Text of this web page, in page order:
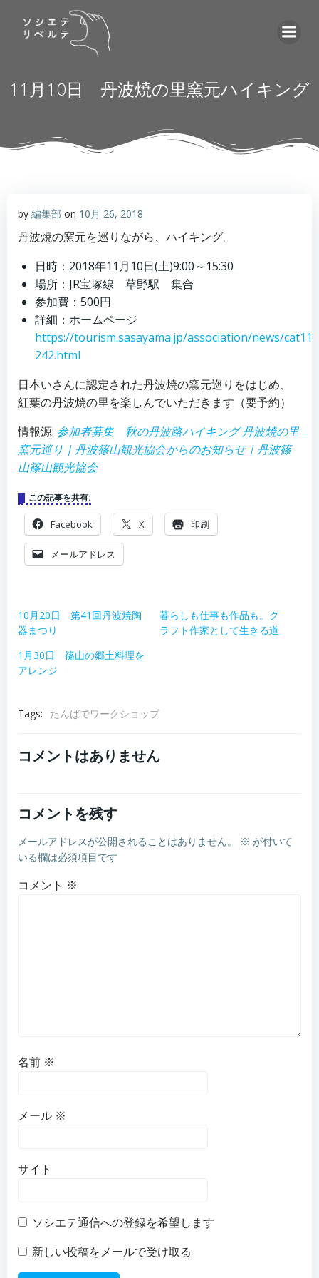
へ
キ
ッ
11月10日 丹波焼の里窯元ハイキング
by 編集部 on 10月 26, 2018
丹波焼の窯元を巡りながら、ハイキング。
日時：2018年11月10日(土)9:00～15:30
場所：JR宝塚線 草野駅 集合
参加費：500円
詳細：ホームページ
https://tourism.sasayama.jp/association/news/
242.html
日本いさんに認定された丹波焼の窯元巡りをはじめ、
紅葉の丹波焼の里を楽しんでいただきます（要予約）
情報源: 参加者募集 秋の丹波路ハイキング 丹波焼の里
窯元巡り｜丹波篠山観光協会からのお知らせ｜丹波篠
山篠山観光協会
この記事を共有:
Facebook X 印刷
メールアドレス
10月20日 第41回丹波焼陶
器まつり
暮らしも仕事も作品も。ク
ラフト作家として生きる道
1月30日 篠山の郷土料理を
アレンジ
Tags: たんばでワークショップ
コメントはありません
コメントを残す
メールアドレスが公開されることはありません。 ※ が付いて
いる欄は必須項目です
コメント ※
名前 ※
メール ※
サイト
ソシエテ通信への登録を希望します
新しい投稿をメールで受け取る